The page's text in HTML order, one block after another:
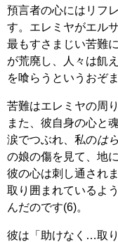
預言者の心にはリフ
す。エレミヤがエル
最もすさまじい苦難
が荒廃し、人々は飢
を喰らうというおぞ
苦難はエレミヤの周
また、彼自身の心と
涙でつぶれ、私のは
の娘の傷を見て、地
彼の心は刺し通され
取り囲まれているよ
んだのです(6)。
彼は「助けなく…取